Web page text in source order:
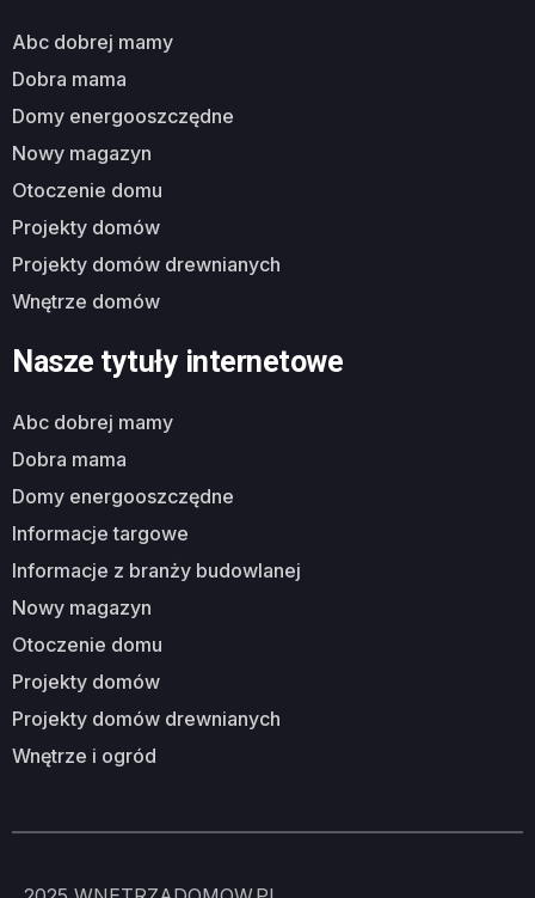
abc dobrej mamy
dobra mama
domy energooszczędne
nowy magazyn
otoczenie domu
projekty domów
projekty domów drewnianych
wnętrze domów
Nasze tytuły internetowe
abc dobrej mamy
dobra mama
domy energooszczędne
informacje targowe
informacje z branży budowlanej
nowy magazyn
otoczenie domu
projekty domów
projekty domów drewnianych
wnętrze i ogród